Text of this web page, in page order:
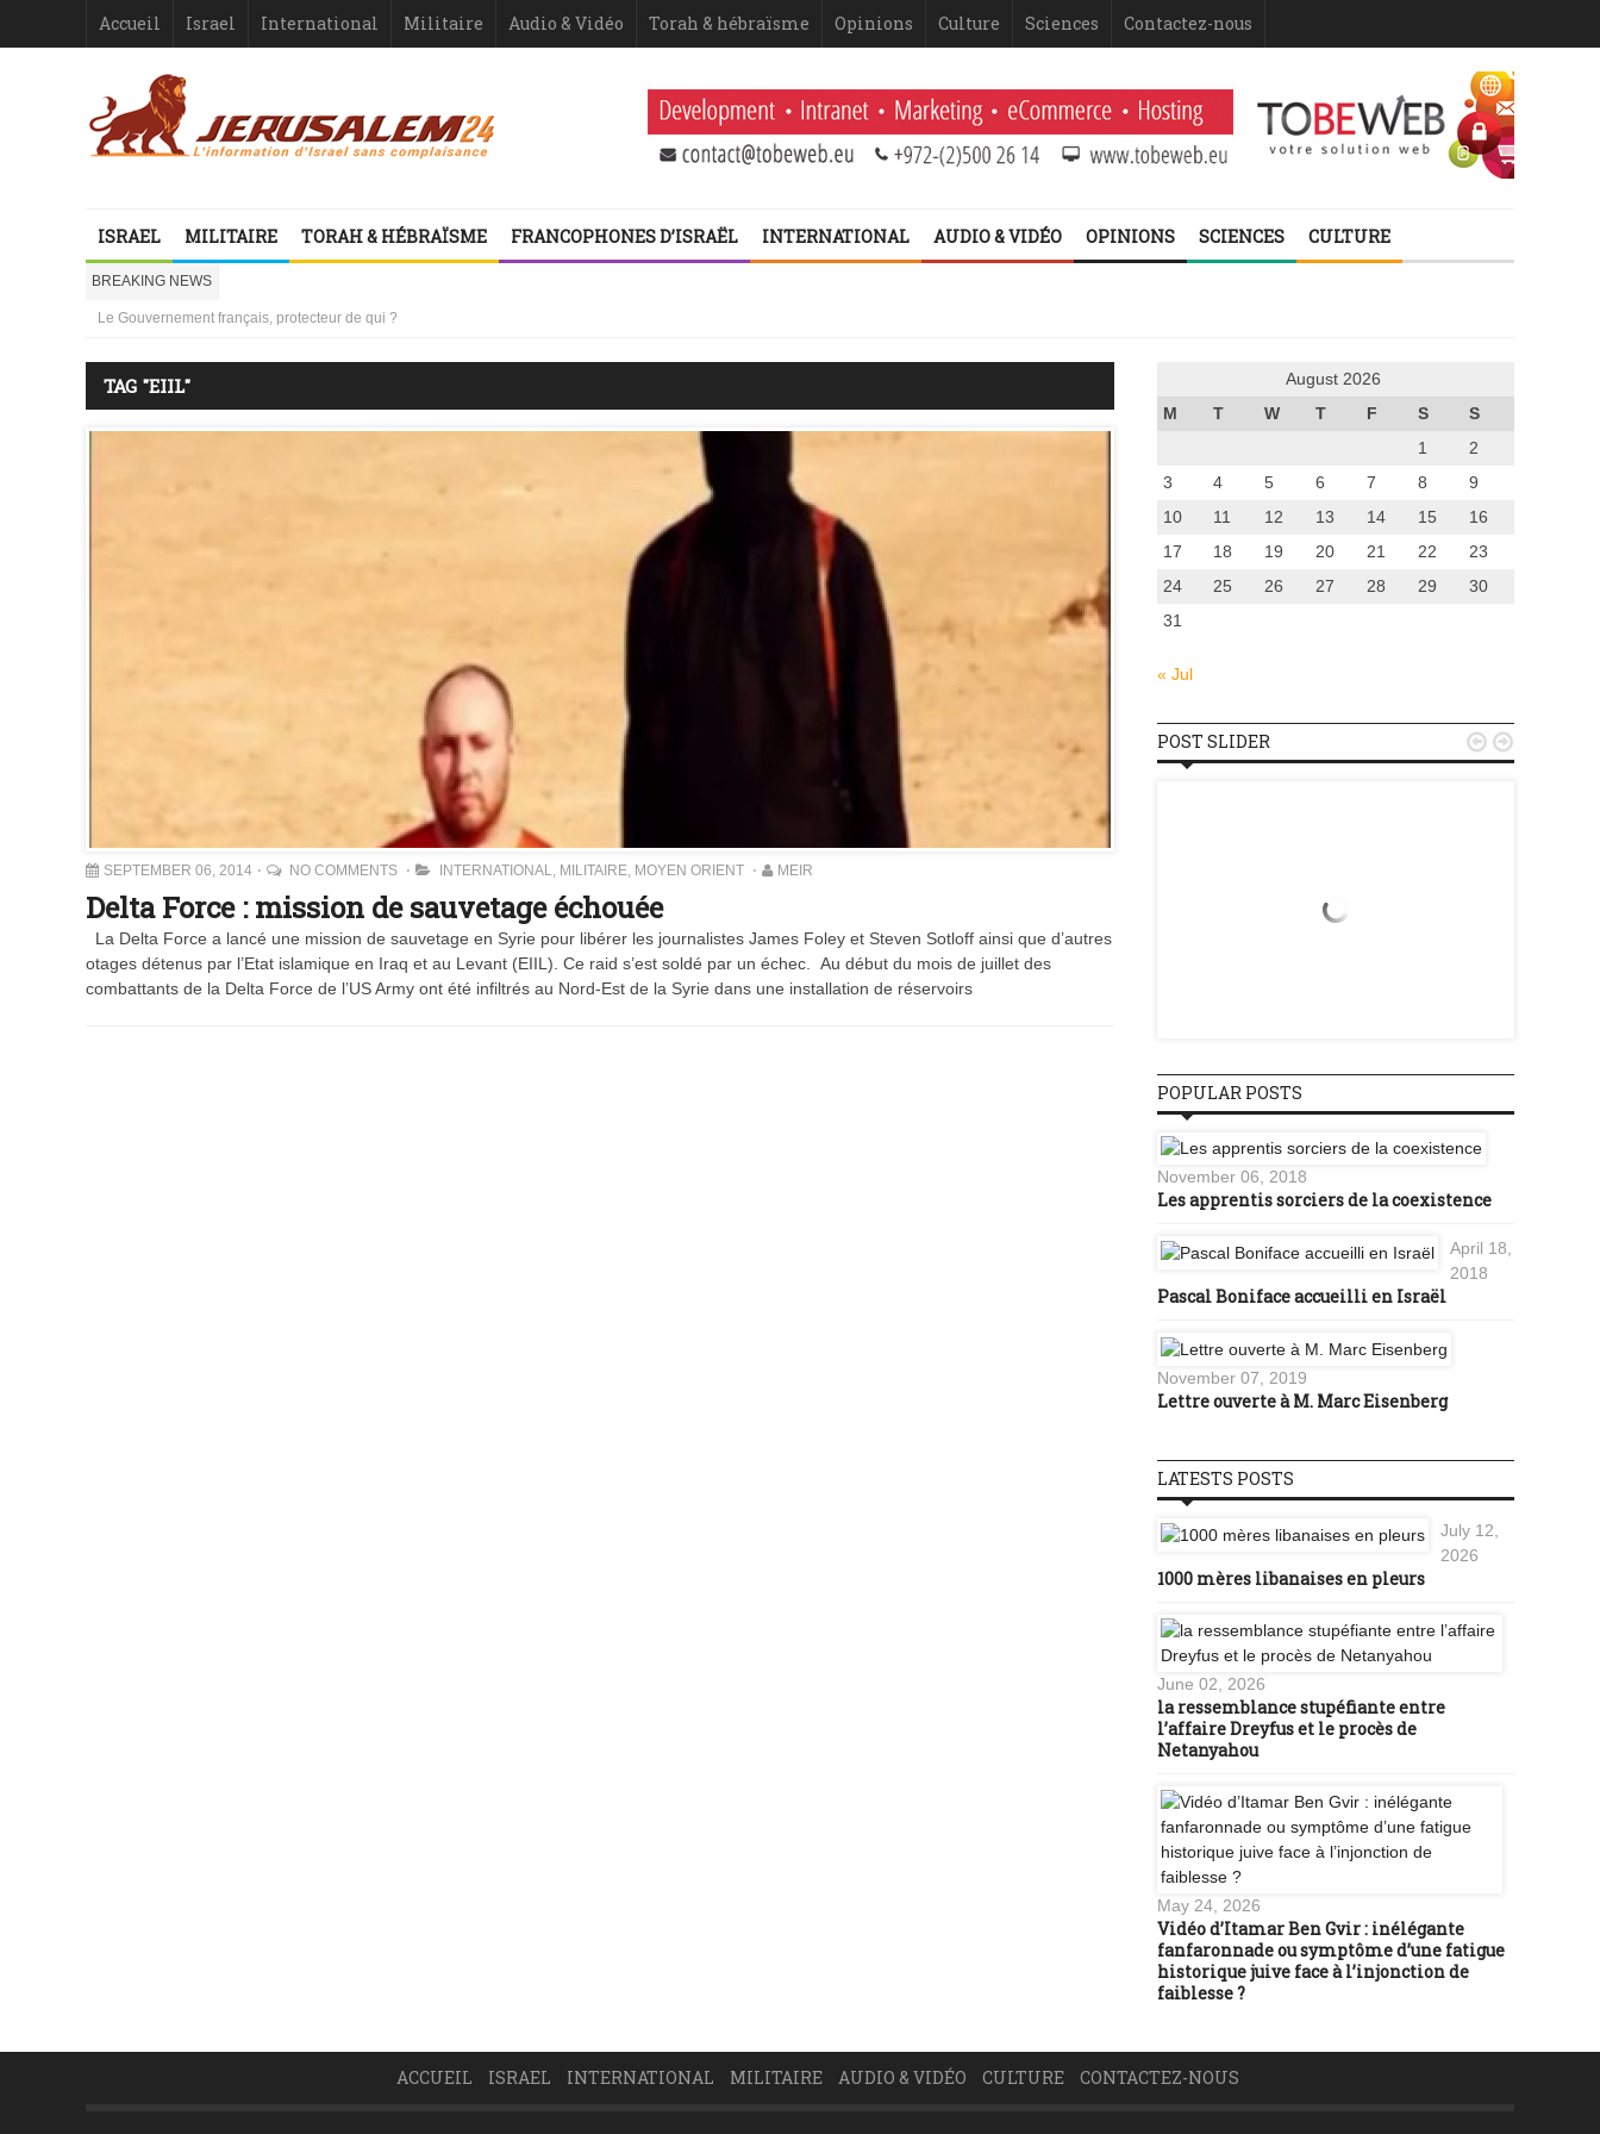
Accueil Israel International Militaire Audio & Vidéo Torah & hébraïsme Opinions Culture Sciences Contactez-nous
ISRAEL MILITAIRE TORAH & HÉBRAÏSME FRANCOPHONES D’ISRAËL INTERNATIONAL AUDIO & VIDÉO OPINIONS SCIENCES CULTURE
BREAKING NEWS
1000 mères libanaises en pleurs
la ressemblance stupéfiante entre l’affaire Dreyfus et le procès de Netanyahou
Le Gouvernement français, protecteur de qui ?
Les désinformateurs, Société à Responsabilité très, très Limitée – 1er volet
TAG "EIIL"
SEPTEMBER 06, 2014 NO COMMENTS INTERNATIONAL, MILITAIRE, MOYEN ORIENT MEIR
Delta Force : mission de sauvetage échouée
La Delta Force a lancé une mission de sauvetage en Syrie pour libérer les journalistes James Foley et Steven Sotloff ainsi que d’autres
otages détenus par l’Etat islamique en Iraq et au Levant (EIIL). Ce raid s’est soldé par un échec. Au début du mois de juillet des
combattants de la Delta Force de l’US Army ont été infiltrés au Nord-Est de la Syrie dans une installation de réservoirs
August 2026
M
T W T F S
S
1
2
3
4 5 6 7 8
9
10
11 12 13 14 15
16
17
18 19 20 21 22
23
24
25 26 27 28 29
30
31
« Jul
POST SLIDER  
POPULAR POSTS
November 06, 2018
Les apprentis sorciers de la coexistence
April 18,
2018
Pascal Boniface accueilli en Israël
November 07, 2019
Lettre ouverte à M. Marc Eisenberg
LATESTS POSTS
July 12,
2026
1000 mères libanaises en pleurs
June 02, 2026
la ressemblance stupéfiante entre
l’affaire Dreyfus et le procès de
Netanyahou
May 24, 2026
Vidéo d’Itamar Ben Gvir : inélégante
fanfaronnade ou symptôme d’une fatigue
historique juive face à l’injonction de
faiblesse ?
ACCUEIL ISRAEL INTERNATIONAL MILITAIRE AUDIO & VIDÉO CULTURE CONTACTEZ-NOUS